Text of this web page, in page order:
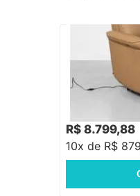
Poltrona
R$ 8.799,88
10x de R$